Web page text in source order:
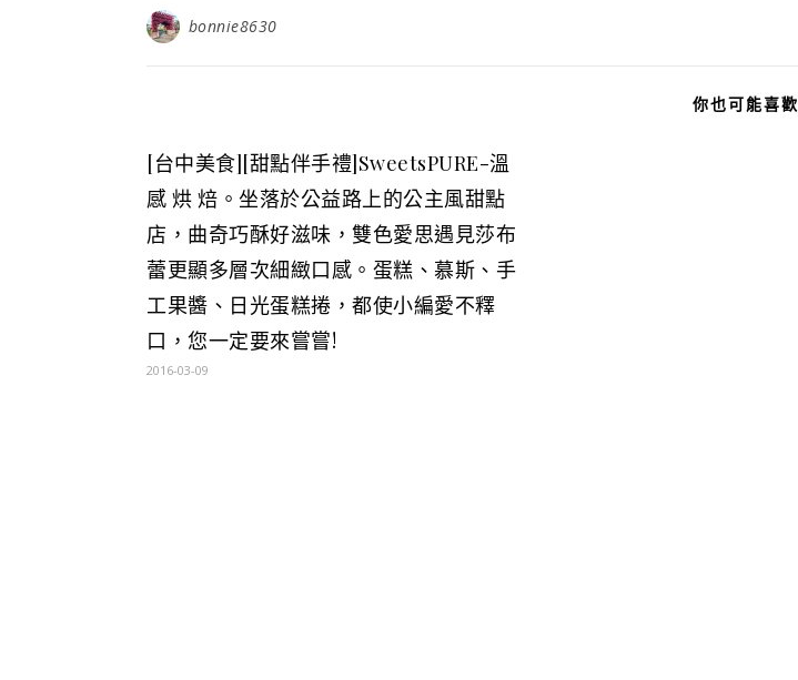
bonnie8630
你也可能喜歡
[台中美食][甜點伴手禮]SweetsPURE-溫
感 烘 焙。坐落於公益路上的公主風甜點
店，曲奇巧酥好滋味，雙色愛思遇見莎布
蕾更顯多層次細緻口感。蛋糕、慕斯、手
工果醬、日光蛋糕捲，都使小編愛不釋
口，您一定要來嘗嘗!
2016-03-09